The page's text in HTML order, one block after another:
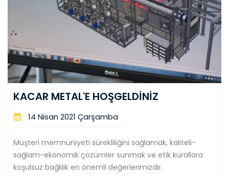
KACAR METAL'E HOŞGELDİNİZ
14 Nisan 2021 Çarşamba
Müşteri memnuniyeti sürekliliğini sağlamak, kaliteli-
sağlam-ekonomik çözümler sunmak ve etik kurallara
koşulsuz bağlılık en önemli değerlerimizdir.